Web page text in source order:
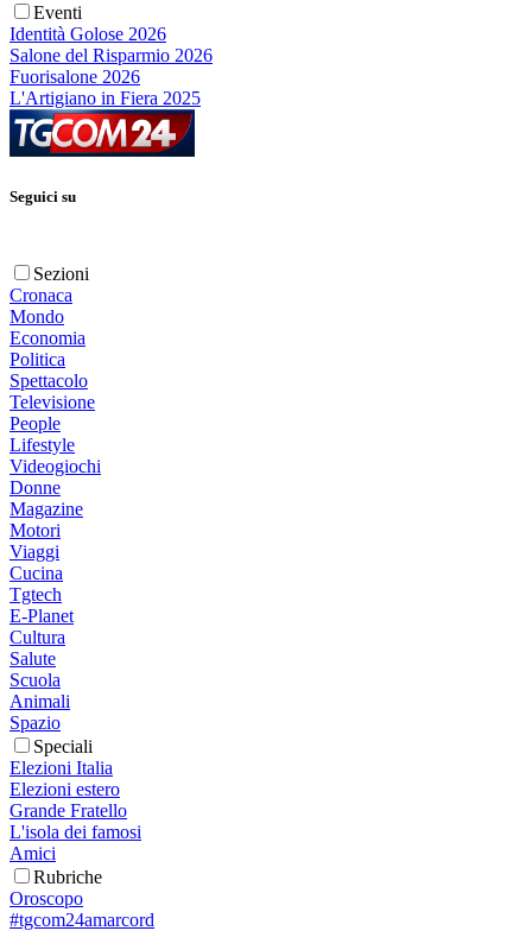
Eventi
Identità Golose 2026
Salone del Risparmio 2026
Fuorisalone 2026
L'Artigiano in Fiera 2025
Seguici su
Sezioni
Cronaca
Mondo
Economia
Politica
Spettacolo
Televisione
People
Lifestyle
Videogiochi
Donne
Magazine
Motori
Viaggi
Cucina
Tgtech
E-Planet
Cultura
Salute
Scuola
Animali
Spazio
Speciali
Elezioni Italia
Elezioni estero
Grande Fratello
L'isola dei famosi
Amici
Rubriche
Oroscopo
#tgcom24amarcord